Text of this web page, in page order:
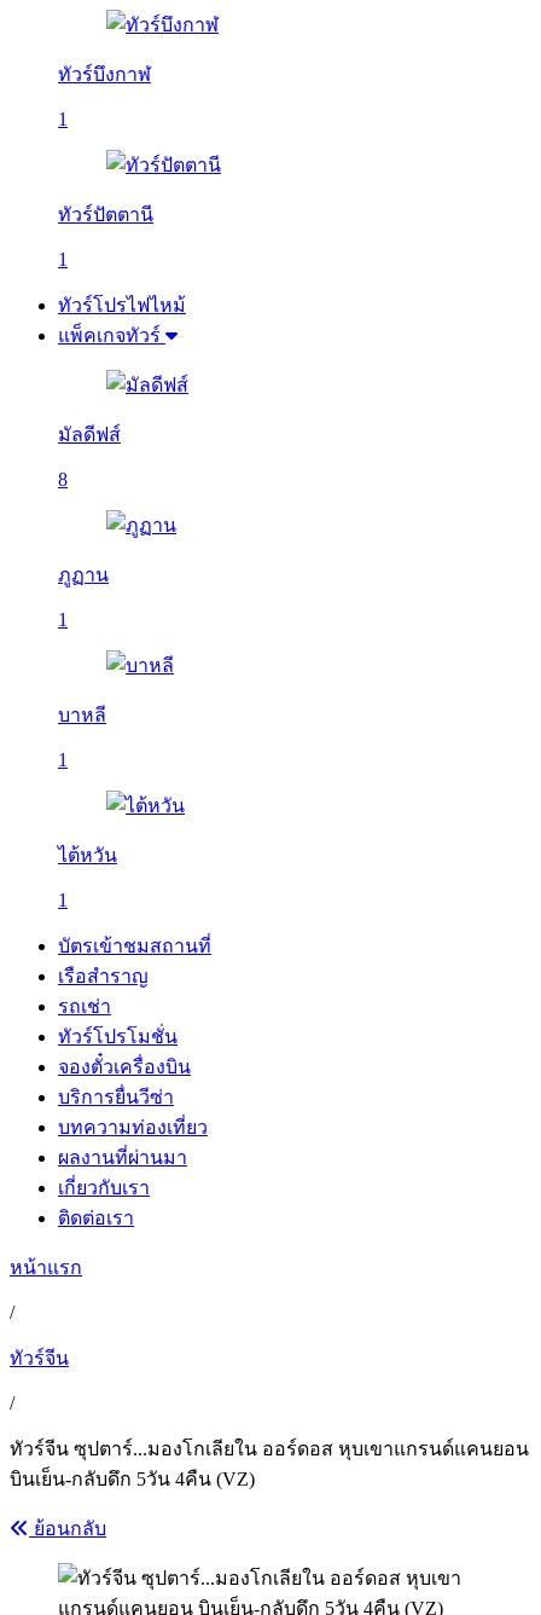
ทัวร์บึงกาฬ
1
ทัวร์ปัตตานี
1
ทัวร์โปรไฟไหม้
แพ็คเกจทัวร์
มัลดีฟส์
8
ภูฏาน
1
บาหลี
1
ไต้หวัน
1
บัตรเข้าชมสถานที่
เรือสำราญ
รถเช่า
ทัวร์โปรโมชั่น
จองตั๋วเครื่องบิน
บริการยื่นวีซ่า
บทความท่องเที่ยว
ผลงานที่ผ่านมา
เกี่ยวกับเรา
ติดต่อเรา
หน้าแรก
/
ทัวร์จีน
/
ทัวร์จีน ซุปตาร์...มองโกเลียใน ออร์ดอส หุบเขาแกรนด์แคนยอน
บินเย็น-กลับดึก 5วัน 4คืน (VZ)
ย้อนกลับ